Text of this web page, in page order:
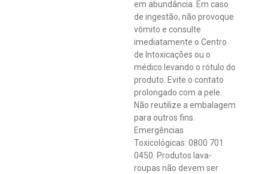
em abundância. Em caso
de ingestão, não provoque
vômito e consulte
imediatamente o Centro
de Intoxicações ou o
médico levando o rótulo do
produto. Evite o contato
prolongado com a pele.
Não reutilize a embalagem
para outros fins.
Emergências
Toxicológicas: 0800 701
0450. Produtos lava-
roupas não devem ser